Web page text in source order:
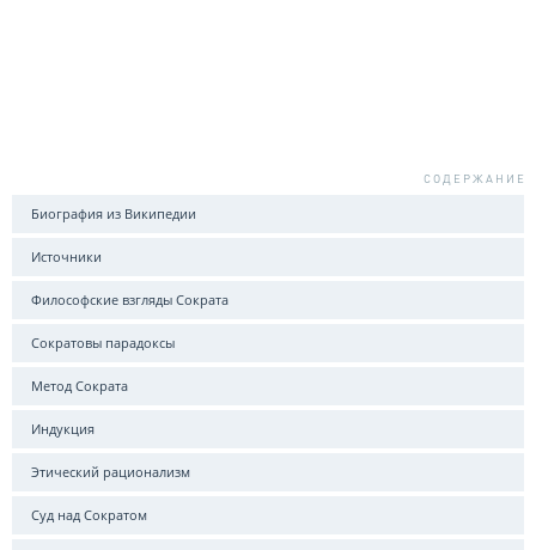
Биография из Википедии
Источники
Философские взгляды Сократа
Сократовы парадоксы
Метод Сократа
Индукция
Этический рационализм
Суд над Сократом